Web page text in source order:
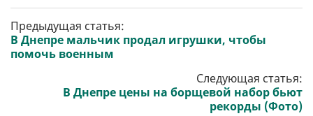
Предыдущая статья:
В Днепре мальчик продал игрушки, чтобы
помочь военным
Следующая статья:
В Днепре цены на борщевой набор бьют
рекорды (Фото)